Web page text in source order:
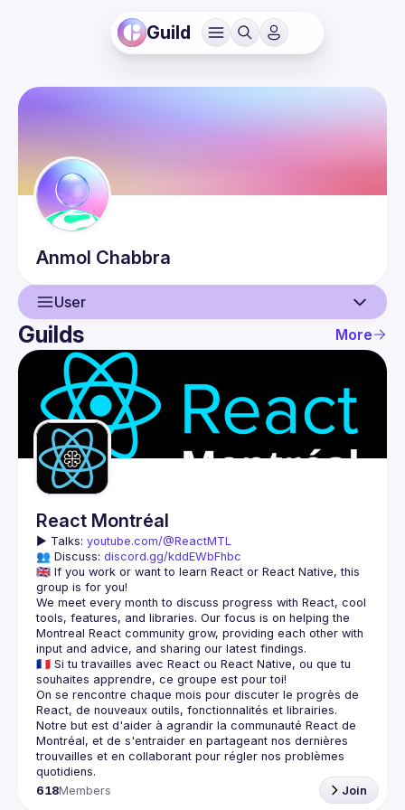
Guild
Anmol Chabbra
User
User
Events
Guilds
Guilds More
React Montréal
▶️ Talks: youtube.com/@ReactMTL
👥 Discuss: discord.gg/kddEWbFhbc
🇬🇧 If you work or want to learn React or React Native, this
We meet every month to discuss progress with React, cool
tools, features, and libraries. Our focus is on helping the
Montreal React community grow, providing each other with
🇫🇷 Si tu travailles avec React ou React Native, ou que tu
On se rencontre chaque mois pour discuter le progrès de
React, de nouveaux outils, fonctionnalités et librairies.
Notre but est d'aider à agrandir la communauté React de
Montréal, et de s'entraider en partageant nos dernières
trouvailles et en collaborant pour régler nos problèmes
618Members Join